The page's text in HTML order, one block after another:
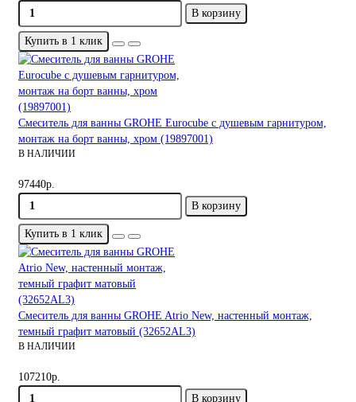
В корзину
Купить в 1 клик
Смеситель для ванны GROHE Eurocube с душевым гарнитуром,
монтаж на борт ванны, хром (19897001)
В НАЛИЧИИ
97440р.
В корзину
Купить в 1 клик
Смеситель для ванны GROHE Atrio New, настенный монтаж,
темный графит матовый (32652AL3)
В НАЛИЧИИ
107210р.
В корзину